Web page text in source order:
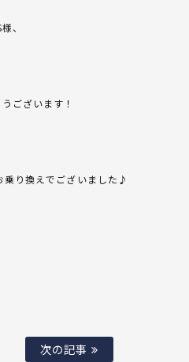
、
ございます！
乗り換えでございました♪
次の記事